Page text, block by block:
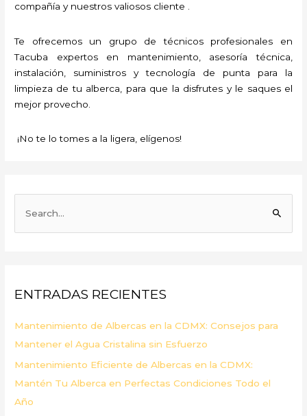
compañía y nuestros valiosos cliente .
Te ofrecemos un grupo de técnicos profesionales en
Tacuba expertos en mantenimiento, asesoría técnica,
instalación, suministros y tecnología de punta para la
limpieza de tu alberca, para que la disfrutes y le saques el
mejor provecho.
¡No te lo tomes a la ligera, elígenos!
r
o
r
:
ENTRADAS RECIENTES
Mantenimiento de Albercas en la CDMX: Consejos para
Mantener el Agua Cristalina sin Esfuerzo
Mantenimiento Eficiente de Albercas en la CDMX:
Mantén Tu Alberca en Perfectas Condiciones Todo el
Año